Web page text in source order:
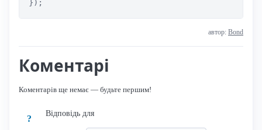
});
автор: Bond
Коментарі
Коментарів ще немає — будьте першим!
?
Відповідь для